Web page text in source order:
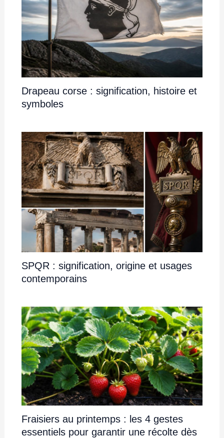
Drapeau corse : signification, histoire et
symboles
SPQR : signification, origine et usages
contemporains
Fraisiers au printemps : les 4 gestes
essentiels pour garantir une récolte dès